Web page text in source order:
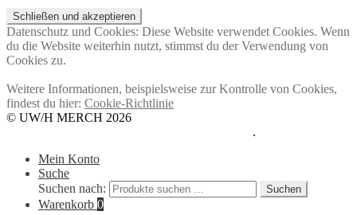
Datenschutz und Cookies: Diese Website verwendet Cookies. Wenn
du die Website weiterhin nutzt, stimmst du der Verwendung von
Cookies zu.
Weitere Informationen, beispielsweise zur Kontrolle von Cookies,
findest du hier: Cookie-Richtlinie
© UW/H MERCH 2026
.
Mein Konto
Suche
Suchen nach:
Suchen
Warenkorb 0